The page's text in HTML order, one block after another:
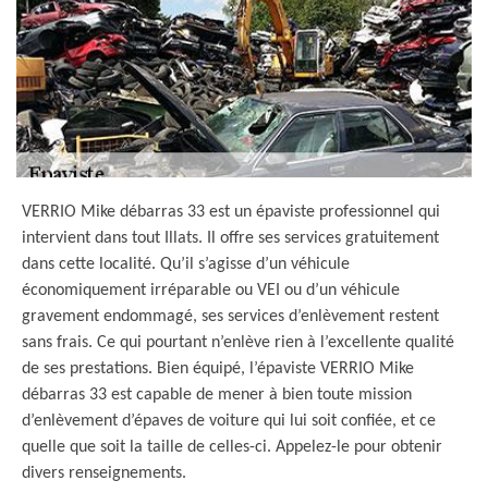
VERRIO Mike débarras 33 est un épaviste professionnel qui
intervient dans tout Illats. Il offre ses services gratuitement
dans cette localité. Qu’il s’agisse d’un véhicule
économiquement irréparable ou VEI ou d’un véhicule
gravement endommagé, ses services d’enlèvement restent
sans frais. Ce qui pourtant n’enlève rien à l’excellente qualité
de ses prestations. Bien équipé, l’épaviste VERRIO Mike
débarras 33 est capable de mener à bien toute mission
d’enlèvement d’épaves de voiture qui lui soit confiée, et ce
quelle que soit la taille de celles-ci. Appelez-le pour obtenir
divers renseignements.